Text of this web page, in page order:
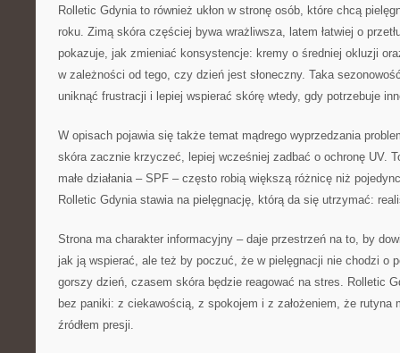
Rolletic Gdynia to również ukłon w stronę osób, które chcą
roku. Zimą skóra częściej bywa wrażliwsza, latem łatwiej o
pokazuje, jak zmieniać konsystencje: kremy o średniej okluzji
w zależności od tego, czy dzień jest słoneczny. Taka
uniknąć frustracji i lepiej wspierać skórę wtedy, gdy potrzebuje
W opisach pojawia się także temat mądrego wyprzedzania
skóra zacznie krzyczeć, lepiej wcześniej zadbać o ochronę UV.
małe działania – SPF – często robią większą różnicę niż
Rolletic Gdynia stawia na pielęgnację, którą da się utrzymać:
Strona ma charakter informacyjny – daje przestrzeń na to, by
jak ją wspierać, ale też by poczuć, że w pielęgnacji nie chodzi o
gorszy dzień, czasem skóra będzie reagować na stres. Rolletic
bez paniki: z ciekawością, z spokojem i z założeniem, że rutyna
źródłem presji.